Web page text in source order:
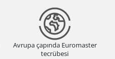
Avrupa çapında Euromaster
tecrübesi